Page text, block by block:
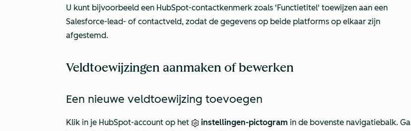
U kunt bijvoorbeeld een HubSpot-contactkenmerk zoals 'Functietitel' toewijzen aan een
Salesforce-lead- of contactveld, zodat de gegevens op beide platforms op elkaar zijn
afgestemd.
Veldtoewijzingen aanmaken of bewerken
Een nieuwe veldtoewijzing toevoegen
Klik in je HubSpot-account op het instellingen-pictogram in de bovenste navigatiebalk. Ga